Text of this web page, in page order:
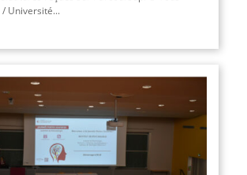
Université...